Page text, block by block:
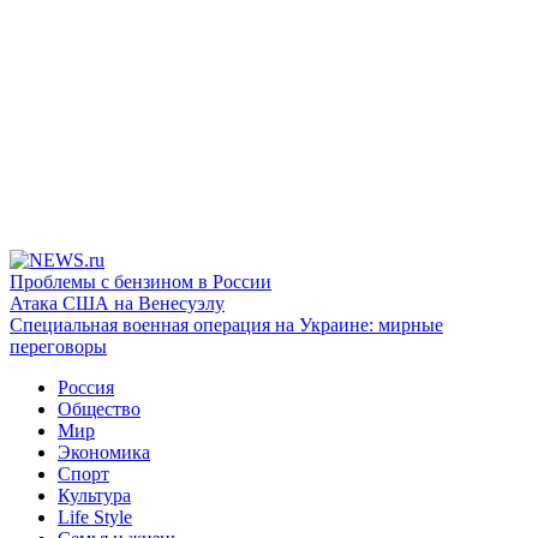
Проблемы с бензином в России
Атака США на Венесуэлу
Специальная военная операция на Украине: мирные
переговоры
Россия
Общество
Мир
Экономика
Спорт
Культура
Life Style